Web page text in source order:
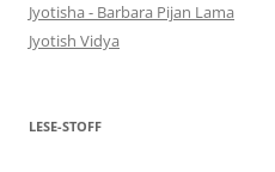
Jyotisha - Barbara Pijan Lama
Jyotish Vidya
LESE-STOFF